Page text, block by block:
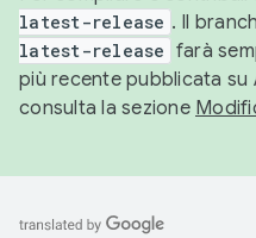
latest-release . Il
latest-release farà
più recente pubblicata su
consulta la sezione